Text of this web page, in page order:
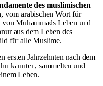
des muslimischen
vom arabischen Wort für
Muhammads Leben und
aus dem Leben des
für alle Muslime.
ersten Jahrzehnten nach dem
kannten, sammelten und
Leben.